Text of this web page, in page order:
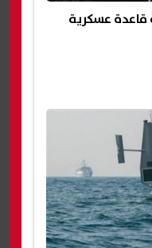
قاعدة عسكرية